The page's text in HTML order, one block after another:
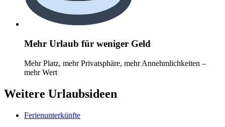
Mehr Urlaub für weniger Geld
Mehr Platz, mehr Privatsphäre, mehr Annehmlichkeiten –
mehr Wert
Weitere Urlaubsideen
Ferienunterkünfte